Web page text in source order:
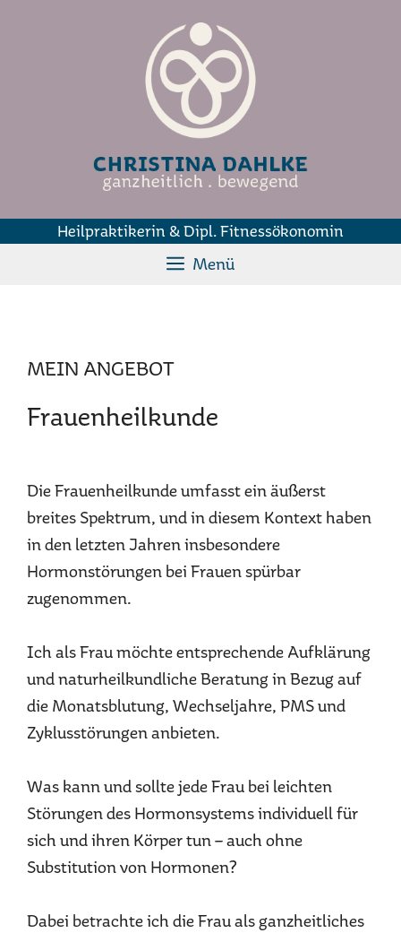
Heilpraktikerin & Dipl. Fitnessökonomin
Menü
MEIN ANGEBOT
Frauenheilkunde
Die Frauenheilkunde umfasst ein äußerst
breites Spektrum, und in diesem Kontext haben
in den letzten Jahren insbesondere
Hormonstörungen bei Frauen spürbar
zugenommen.
Ich als Frau möchte entsprechende Aufklärung
und naturheilkundliche Beratung in Bezug auf
die Monatsblutung, Wechseljahre, PMS und
Zyklusstörungen anbieten.
Was kann und sollte jede Frau bei leichten
Störungen des Hormonsystems individuell für
sich und ihren Körper tun – auch ohne
Substitution von Hormonen?
Dabei betrachte ich die Frau als ganzheitliches